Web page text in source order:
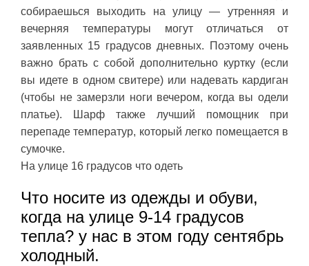
собираешься выходить на улицу — утренняя и
вечерняя температуры могут отличаться от
заявленных 15 градусов дневных. Поэтому очень
важно брать с собой дополнительно куртку (если
вы идете в одном свитере) или надевать кардиган
(чтобы не замерзли ноги вечером, когда вы одели
платье). Шарф также лучший помощник при
перепаде температур, который легко помещается в
сумочке.
На улице 16 градусов что одеть
Что носите из одежды и обуви,
когда на улице 9-14 градусов
тепла? у нас в этом году сентябрь
холодный.